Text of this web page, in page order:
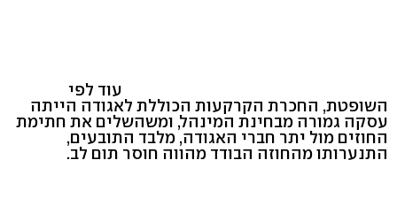
עוד לפי
השופטת, החכרת הקרקעות הכוללת לאגודה הייתה
עסקה גמורה מבחינת המינהל, ומשהשלים את חתימת
החוזים מול יתר חברי האגודה, מלבד התובעים,
התנערותו מהחוזה הבודד מהווה חוסר תום לב.